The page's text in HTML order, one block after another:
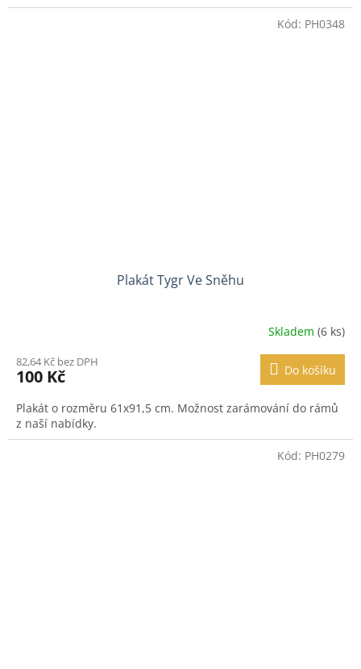
Plakát Tygr Ve Sněhu
Skladem (6 ks)
82,64 Kč bez DPH
100 Kč Do košíku
Plakát o rozměru 61x91,5 cm. Možnost zarámování do rámů
z naší nabídky.
Kód: PH0348
Kód: PH0279